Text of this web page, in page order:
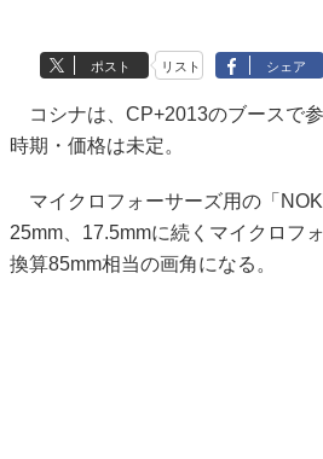
ポスト リスト シェア
コシナは、CP+2013のブースで
時期・価格は未定。
マイクロフォーサーズ用の「
25mm、17.5mmに続くマイクロフ
換算85mm相当の画角になる。